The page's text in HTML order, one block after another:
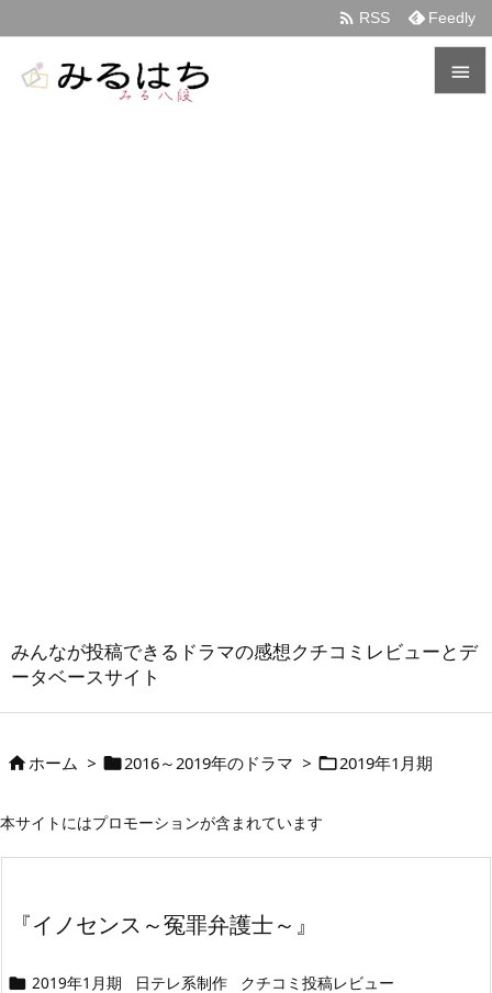
みんなが投稿できるドラマの感想クチコミレビューとデ
ータベースサイト

 RSS Feedly
ホーム > 2016～2019年のドラマ > 2019年1月期
本サイトにはプロモーションが含まれています
『イノセンス～冤罪弁護士～』
 2019年1月期 日テレ系制作 クチコミ投稿レビュー